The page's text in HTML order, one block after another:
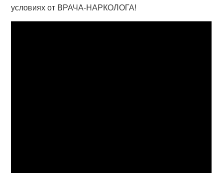
условиях от ВРАЧА-НАРКОЛОГА!